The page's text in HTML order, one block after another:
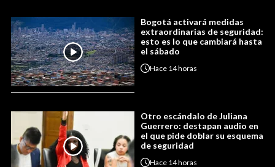
Bogotá activará medidas
extraordinarias de seguridad:
esto es lo que cambiará hasta
el sábado
Hace 14 horas
Otro escándalo de Juliana
Guerrero: destapan audio en
el que pide doblar su esquema
de seguridad
Hace 14 horas